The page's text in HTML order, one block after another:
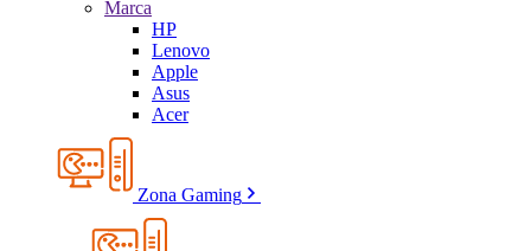
Marca
HP
Lenovo
Apple
Asus
Acer
Zona Gaming